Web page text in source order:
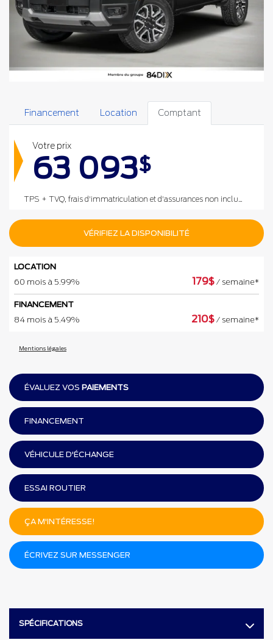
SPÉCIFICATIONS
Financement Location Comptant
Votre prix
63 093$
VÉRIFIEZ LA DISPONIBILITÉ
LOCATION
60 mois à 5.99%
179$ / semaine*
FINANCEMENT
84 mois à 5.49%
210$ / semaine*
Mentions légales
ÉVALUEZ VOS PAIEMENTS
FINANCEMENT
VÉHICULE D'ÉCHANGE
ESSAI ROUTIER
ÇA M'INTÉRESSE!
ÉCRIVEZ SUR MESSENGER